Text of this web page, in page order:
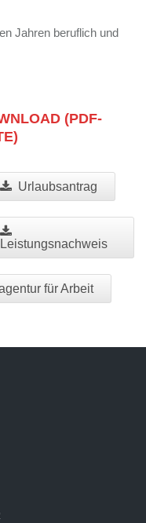
Jahren beruflich und
(PDF-
Urlaubsantrag
Leistungsnachweis
für Arbeit